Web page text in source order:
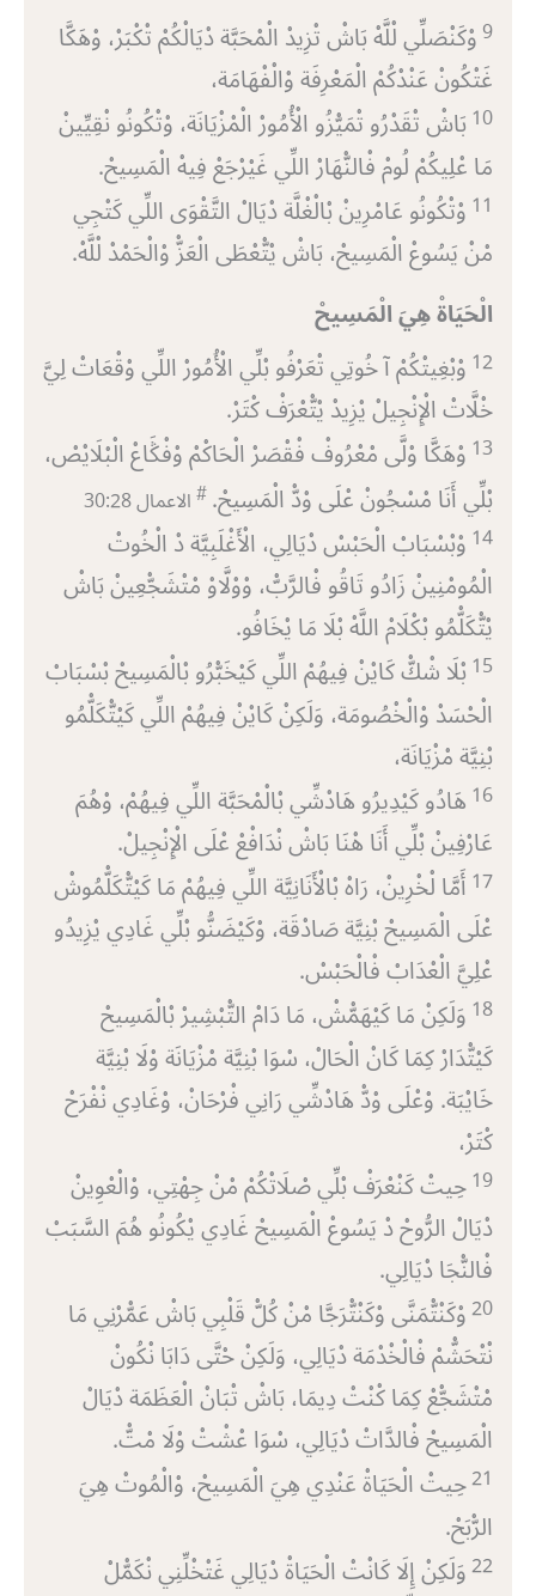
9وْكَنْصَلِّي لْلَّهْ بَاشْ تْزِيدْ الْمْحَبَّة دْيَالْكُمْ تْكْبَرْ، وْهَكَّا
غَتْكُونْ عَنْدْكُمْ الْمَعْرِفَة وْالْفْهَامَة،
10 بَاشْ تْقَدْرُو تْمَيّْزُو الْأُمُورْ الْمْزْيَانَة، وْتْكُونُو نْقِيِّينْ
مَا عْلِيكُمْ لُومْ فْالنّْهَارْ اللِّي غَيْرْجَعْ فِيهْ الْمَسِيحْ.
11 وْتْكُونُو عَامْرِينْ بْالْغْلَّة دْيَالْ التَّقْوَى اللِّي كَتْجِي
مْنْ يَسُوعْ الْمَسِيحْ، بَاشْ يْتّْعْطَى الْعَزّْ وْالْحَمْدْ لْلَّهْ.
الْحَيَاةْ هِيَ الْمَسِيحْ
12 وْبْغِيتْكُمْ آ خُوتِي تْعَرْفُو بْلِّي الْأُمُورْ اللِّي وْقْعَاتْ لِيَّ
خْلَّاتْ الْإِنْجِيلْ يْزِيدْ يْتّْعْرَفْ كْتَرْ.
13 وْهَكَّا وْلَّى مْعْرُوفْ فْقْصَرْ الْحَاكْمْ وْفْݣَاعْ الْبْلَايْصْ،
بْلِّي أَنَا مْسْجُونْ عْلَى وْدّْ الْمَسِيحْ.#الاعمال 28‏:30
14 وْبْسْبَابْ الْحَبْسْ دْيَالِي، الْأَغْلَبِيَّة دْ الْخُوتْ
الْمُومْنِينْ زَادُو تَاقُو فْالرَّبّْ، وْوْلَّاوْ مْتْشَجّْعِينْ بَاشْ
يْتّْكَلّْمُو بْكْلَامْ اللَّهْ بْلَا مَا يْخَافُو.
15 بْلَا شْكّْ كَايْنْ فِيهُمْ اللِّي كَيْخَبّْرُو بْالْمَسِيحْ بْسْبَابْ
الْحْسَدْ وْالْخْصُومَة، وَلَكِنْ كَايْنْ فِيهُمْ اللِّي كَيْتّْكَلّْمُو
بْنِيَّة مْزْيَانَة،
16 هَادُو كَيْدِيرُو هَادْشِّي بْالْمْحَبَّة اللِّي فِيهُمْ، وْهُمَ
عَارْفِينْ بْلِّي أَنَا هْنَا بَاشْ نْدَافْعْ عْلَى الْإِنْجِيلْ.
17 أَمَّا لْخْرِينْ، رَاهْ بْالْأَنَانِيَّة اللِّي فِيهُمْ مَا كَيْتّْكَلّْمُوشْ
عْلَى الْمَسِيحْ بْنِيَّة صَادْقَة، وْكَيْضَنُّو بْلِّي غَادِي يْزِيدُو
عْلِيَّ الْعْدَابْ فْالْحَبْسْ.
18 وَلَكِنْ مَا كَيْهَمّْشْ، مَا دَامْ التّْبْشِيرْ بْالْمَسِيحْ
كَيْتّْدَارْ كِمَا كَانْ الْحَالْ، سْوَا بْنِيَّة مْزْيَانَة وْلَا بْنِيَّة
خَايْبَة. وْعْلَى وْدّْ هَادْشِّي رَانِي فْرْحَانْ، وْغَادِي نْفْرَحْ
كْتَرْ،
19حِيتْ كَنْعْرَفْ بْلِّي صْلَاتْكُمْ مْنْ جِهْتِي، وْالْعْوِينْ
دْيَالْ الرُّوحْ دْ يَسُوعْ الْمَسِيحْ غَادِي يْكُونُو هُمَ السَّبَبْ
فْالنّْجَا دْيَالِي.
20وْكَنْتّْمَنَّى وْكَنْتّْرَجَّا مْنْ كُلّْ قَلْبِي بَاشْ عَمّْرْنِي مَا
نْتْحَشّْمْ فْالْخْدْمَة دْيَالِي، وَلَكِنْ حْتَّى دَابَا نْكُونْ
مْتْشَجّْعْ كِمَا كْنْتْ دِيمَا، بَاشْ تْبَانْ الْعَظَمَة دْيَالْ
الْمَسِيحْ فْالدَّاتْ دْيَالِي، سْوَا عْشْتْ وْلَا مْتّْ.
21حِيتْ الْحَيَاةْ عَنْدِي هِيَ الْمَسِيحْ، وْالْمُوتْ هِيَ
الرّْبَحْ.
22وَلَكِنْ إِلَا كَانْتْ الْحَيَاةْ دْيَالِي غَتْخْلِّنِي نْكَمّْلْ